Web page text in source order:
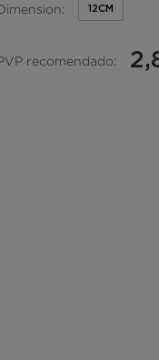
12CM
recomendado: